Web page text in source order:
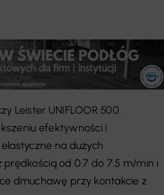
Leister UNIFLOOR 500.
efektywności i
na dużych
od 0.7 do 7.5 m/min i
dmuchawę przy kontakcie z